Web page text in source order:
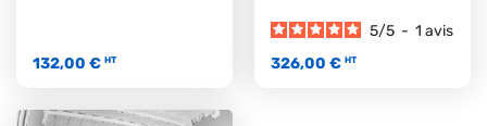
132,00 € HT
5/5 - 1 avis
326,00 € HT